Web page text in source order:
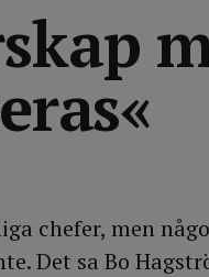
chefer, men
Det sa Bo